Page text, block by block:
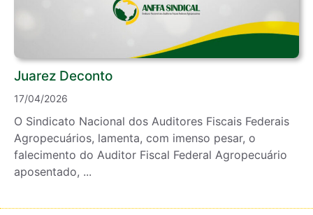
Juarez Deconto
17/04/2026
O Sindicato Nacional dos Auditores Fiscais Federais
Agropecuários, lamenta, com imenso pesar, o
falecimento do Auditor Fiscal Federal Agropecuário
aposentado, ...